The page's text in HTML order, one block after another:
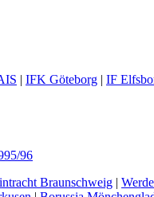
| IFK Göteborg | IF
96
Braunschweig |